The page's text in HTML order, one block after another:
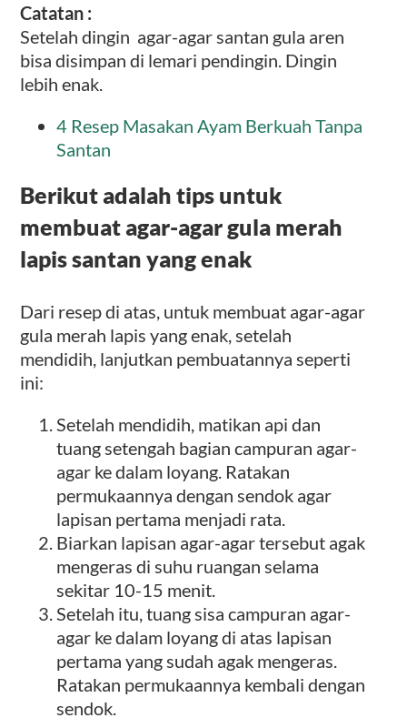
Catatan :
Setelah dingin agar-agar santan gula aren
bisa disimpan di lemari pendingin. Dingin
lebih enak.
4 Resep Masakan Ayam Berkuah Tanpa
Santan
Berikut adalah tips untuk
membuat agar-agar gula merah
lapis santan yang enak
Dari resep di atas, untuk membuat agar-agar
gula merah lapis yang enak, setelah
mendidih, lanjutkan pembuatannya seperti
ini:
Setelah mendidih, matikan api dan
tuang setengah bagian campuran agar-
agar ke dalam loyang. Ratakan
permukaannya dengan sendok agar
lapisan pertama menjadi rata.
Biarkan lapisan agar-agar tersebut agak
mengeras di suhu ruangan selama
sekitar 10-15 menit.
Setelah itu, tuang sisa campuran agar-
agar ke dalam loyang di atas lapisan
pertama yang sudah agak mengeras.
Ratakan permukaannya kembali dengan
sendok.